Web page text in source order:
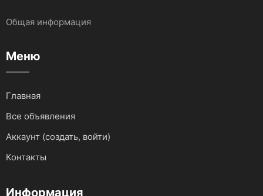
Для мототехники
Общая информация
Меню
Главная
Все объявления
Аккаунт (создать, войти)
Контакты
Информация